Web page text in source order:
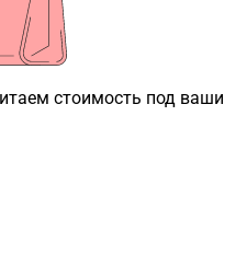
стоимость под ваши